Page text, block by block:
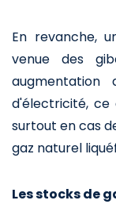
En revanche,
venue des
d'électricité, ce
surtout en cas
gaz naturel
Les stocks de